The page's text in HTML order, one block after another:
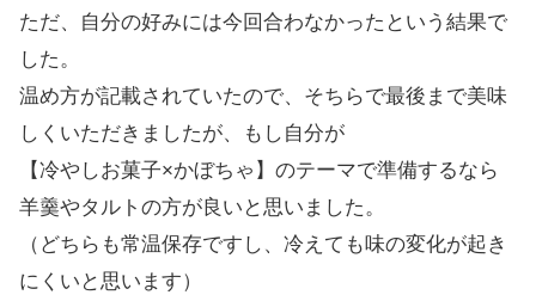
ただ、自分の好みには今回合わなかったという結果で
した。
温め方が記載されていたので、そちらで最後まで美味
しくいただきましたが、もし自分が
【冷やしお菓子×かぼちゃ】のテーマで準備するなら
羊羹やタルトの方が良いと思いました。
（どちらも常温保存ですし、冷えても味の変化が起き
にくいと思います）